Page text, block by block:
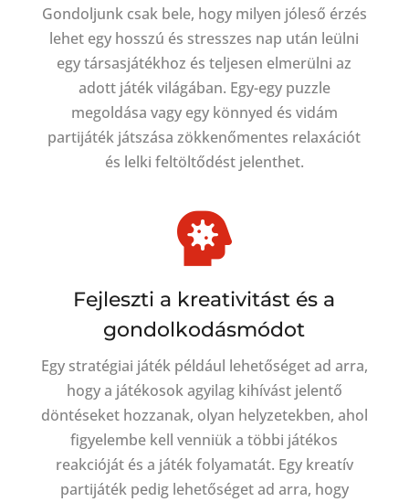
Gondoljunk csak bele, hogy milyen jóleső érzés
lehet egy hosszú és stresszes nap után leülni
egy társasjátékhoz és teljesen elmerülni az
adott játék világában. Egy-egy puzzle
megoldása vagy egy könnyed és vidám
partijáték játszása zökkenőmentes relaxációt
és lelki feltöltődést jelenthet.

Fejleszti a kreativitást és a
gondolkodásmódot
Egy stratégiai játék például lehetőséget ad arra,
hogy a játékosok agyilag kihívást jelentő
döntéseket hozzanak, olyan helyzetekben, ahol
figyelembe kell venniük a többi játékos
reakcióját és a játék folyamatát. Egy kreatív
partijáték pedig lehetőséget ad arra, hogy